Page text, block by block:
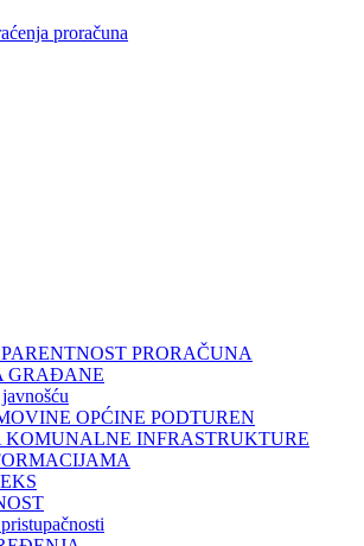
proračuna
PRORAČUNA
GRAĐANE
OPĆINE PODTUREN
KOMUNALNE INFRASTRUKTURE